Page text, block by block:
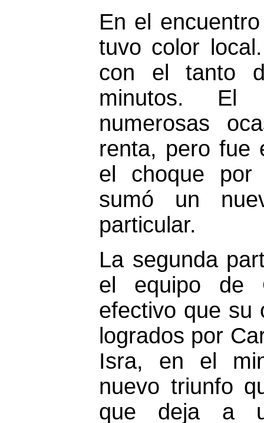
En el
tuvo color
con el tanto
minutos. El
numerosas
renta, pero fue
el choque por
sumó un
particular.
La segunda
el equipo de
efectivo que su
logrados por
Isra, en el
nuevo triunfo
que deja a